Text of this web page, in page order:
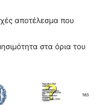
αποτέλεσμα που
στα όρια του